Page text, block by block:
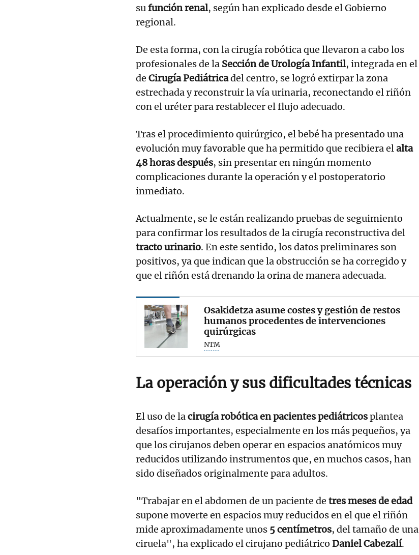
sufunción renal, según han explicado desde el Gobierno
regional.
De esta forma, con la cirugía robótica que llevaron a cabo los
profesionales de la Sección de Urología Infantil, integrada en el
de Cirugía Pediátricadel centro, se logró extirpar la zona
estrechada y reconstruir la vía urinaria, reconectando el riñón
con el uréter para restablecer el flujo adecuado.
Tras el procedimiento quirúrgico, el bebé ha presentado una
evolución muy favorable que ha permitido que recibiera elalta
48 horas después, sin presentar en ningún momento
complicaciones durante la operación y el postoperatorio
inmediato.
Actualmente, se le están realizando pruebas de seguimiento
para confirmar los resultados de la cirugía reconstructiva del
tracto urinario. En este sentido, los datos preliminares son
positivos, ya que indican que la obstrucción se ha corregido y
que el riñón está drenando la orina de manera adecuada.
Osakidetza asume costes y gestión de restos
humanos procedentes de intervenciones
quirúrgicas
NTM
La operación y sus dificultades técnicas
El uso de lacirugía robótica en pacientes pediátricosplantea
desafíos importantes, especialmente en los más pequeños, ya
que los cirujanos deben operar en espacios anatómicos muy
reducidos utilizando instrumentos que, en muchos casos, han
sido diseñados originalmente para adultos.
"Trabajar en el abdomen de un paciente de tres meses de edad
supone moverte en espacios muy reducidos en el que el riñón
mide aproximadamente unos 5 centímetros, del tamaño de una
ciruela", ha explicado el cirujano pediátrico Daniel Cabezalí.